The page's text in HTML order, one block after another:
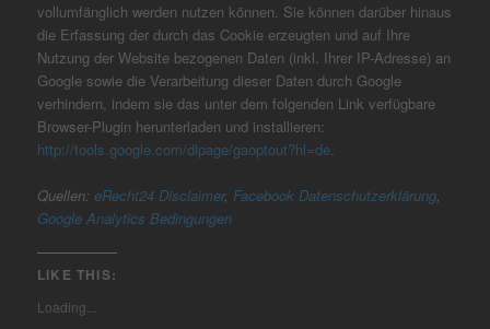
vollumfänglich werden nutzen können. Sie können darüber hinaus
die Erfassung der durch das Cookie erzeugten und auf Ihre
Nutzung der Website bezogenen Daten (inkl. Ihrer IP-Adresse) an
Google sowie die Verarbeitung dieser Daten durch Google
verhindern, indem sie das unter dem folgenden Link verfügbare
Browser-Plugin herunterladen und installieren:
http://tools.google.com/dlpage/gaoptout?hl=de.
Quellen:eRecht24 Disclaimer,Facebook Datenschutzerklärung,
Google Analytics Bedingungen
LIKE THIS:
Loading...